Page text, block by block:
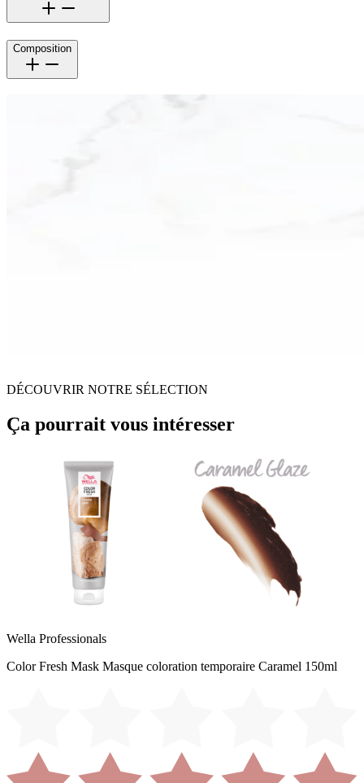
Composition
DÉCOUVRIR NOTRE SÉLECTION
Ça pourrait vous intéresser
Wella Professionals
Color Fresh Mask Masque coloration temporaire Caramel 150ml